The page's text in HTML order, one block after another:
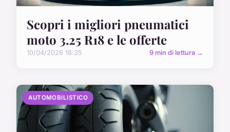
Scopri i migliori pneumatici
moto 3.25 R18 e le offerte
10/04/2026 18:35 9 min di lettura →
AUTOMOBILISTICO